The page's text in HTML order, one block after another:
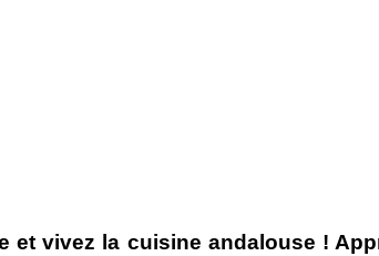
et vivez la cuisine andalouse !